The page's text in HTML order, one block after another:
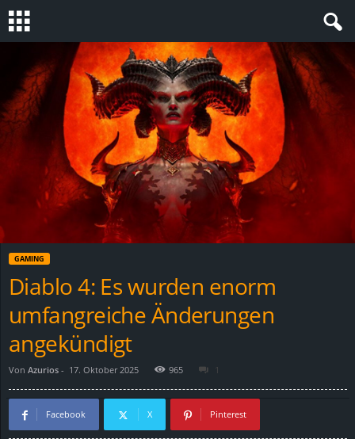
n
GAMING
Diablo 4: Es wurden enorm
umfangreiche Änderungen
angekündigt
Von Azurios - 17. Oktober 2025 965 1
Facebook X Pinterest